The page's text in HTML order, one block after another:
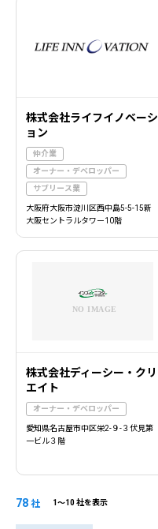
株式会社ライフイノベーシ
ョン
仲介業
オーナー・デベロッパー
サブリース業
大阪府大阪市淀川区西中島5-5-15新
大阪セントラルタワー10階
株式会社ディーシー・クリ
エイト
オーナー・デベロッパー
愛知県名古屋市中区栄2-９-３伏見第
一ビル３階
78 社 1〜10 社を表示